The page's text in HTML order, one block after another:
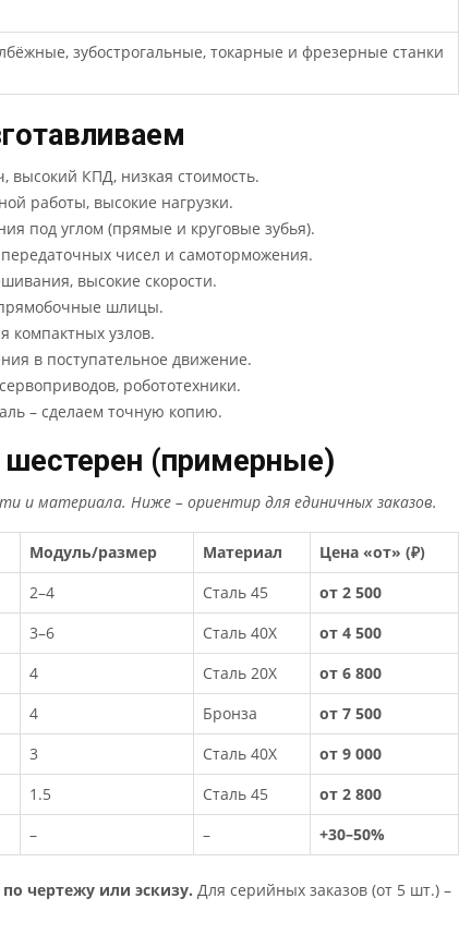
зубострогальные, токарные и фрезерные станки
высокий КПД, низкая стоимость.
работы, высокие нагрузки.
под углом (прямые и круговые зубья).
чисел и самоторможения.
высокие скорости.
шлицы.
компактных узлов.
в поступательное движение.
робототехники.
– сделаем точную копию.
шестерен (примерные)
и материала. Ниже – ориентир для единичных заказов.
Модуль/размер Материал
Цена «от» (₽)
2–4 Сталь 45
от 2 500
3–6 Сталь 40Х
от 4 500
4 Сталь 20Х
от 6 800
4 Бронза
от 7 500
3 Сталь 40Х
от 9 000
1.5 Сталь 45
от 2 800
– – +30–50%
чертежу или эскизу. Для серийных заказов (от 5 шт.) –